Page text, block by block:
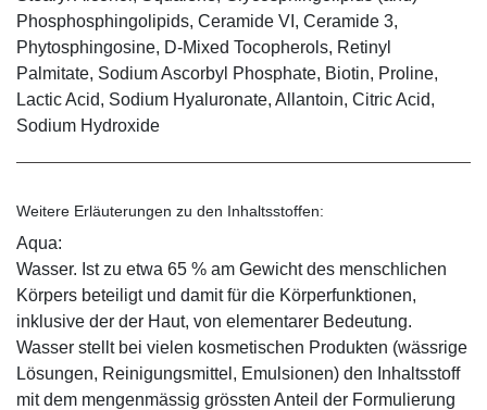
Phosphosphingolipids, Ceramide VI, Ceramide 3,
Phytosphingosine, D-Mixed Tocopherols, Retinyl
Palmitate, Sodium Ascorbyl Phosphate, Biotin, Proline,
Lactic Acid, Sodium Hyaluronate, Allantoin, Citric Acid,
Sodium Hydroxide
Weitere Erläuterungen zu den Inhaltsstoffen:
Aqua:
Wasser. Ist zu etwa 65 % am Gewicht des menschlichen
Körpers beteiligt und damit für die Körperfunktionen,
inklusive der der Haut, von elementarer Bedeutung.
Wasser stellt bei vielen kosmetischen Produkten (wässrige
Lösungen, Reinigungsmittel, Emulsionen) den Inhaltsstoff
mit dem mengenmässig grössten Anteil der Formulierung